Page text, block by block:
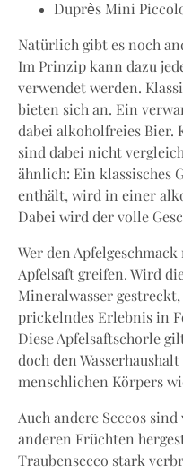
Duprès Mini
Natürlich gibt es noch
Im Prinzip kann dazu
verwendet werden.
bieten sich an. Ein
dabei alkoholfreies Bier.
sind dabei nicht
ähnlich: Ein klassisches
enthält, wird in einer
Dabei wird der volle
Wer den
Apfelsaft greifen. Wird
Mineralwasser
prickelndes Erlebnis in
Diese Apfelsaftschorle
doch den
menschlichen Körpers
Auch andere Seccos
anderen Früchten
Traubensecco stark